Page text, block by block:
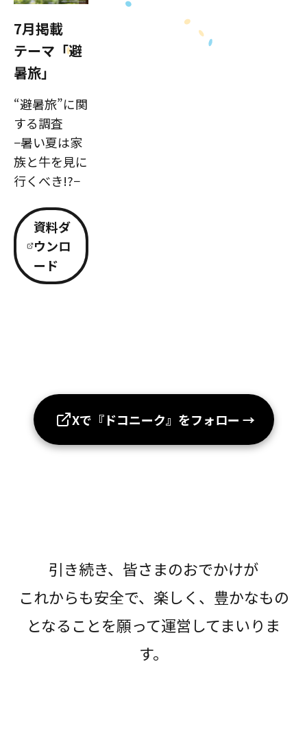
7月掲載
テーマ「避
暑旅」
“避暑旅”に関
する調査
−暑い夏は家
族と牛を見に
行くべき!?−
資料ダ
ウンロ
ード
Xで『ドコニーク』をフォロー →
引き続き、皆さまのおでかけが
これからも安全で、楽しく、豊かなもの
となることを願って運営してまいりま
す。